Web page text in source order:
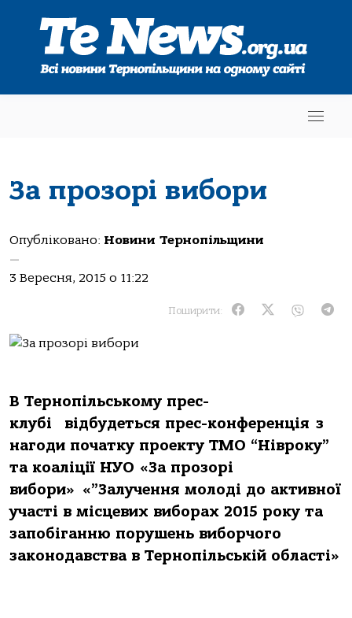
За прозорі вибори
Опубліковано: Новини Тернопільщини
—
3 Вересня, 2015 о 11:22
Поширити:
В Тернопільському прес-
клубі відбудеться прес-конференція з
нагоди початку проекту ТМО “Нівроку”
та коаліції НУО «За прозорі
вибори» «”Залучення молоді до активної
участі в місцевих виборах 2015 року та
запобіганню порушень виборчого
законодавства в Тернопільській області»